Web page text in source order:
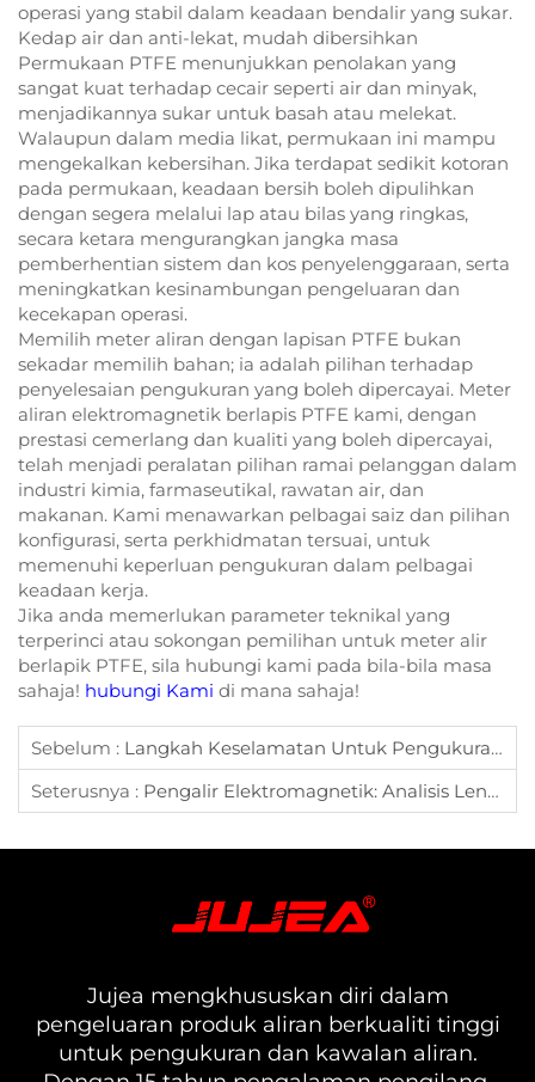
operasi yang stabil dalam keadaan bendalir yang sukar.
Kedap air dan anti-lekat, mudah dibersihkan
Permukaan PTFE menunjukkan penolakan yang
sangat kuat terhadap cecair seperti air dan minyak,
menjadikannya sukar untuk basah atau melekat.
Walaupun dalam media likat, permukaan ini mampu
mengekalkan kebersihan. Jika terdapat sedikit kotoran
pada permukaan, keadaan bersih boleh dipulihkan
dengan segera melalui lap atau bilas yang ringkas,
secara ketara mengurangkan jangka masa
pemberhentian sistem dan kos penyelenggaraan, serta
meningkatkan kesinambungan pengeluaran dan
kecekapan operasi.
Memilih meter aliran dengan lapisan PTFE bukan
sekadar memilih bahan; ia adalah pilihan terhadap
penyelesaian pengukuran yang boleh dipercayai. Meter
aliran elektromagnetik berlapis PTFE kami, dengan
prestasi cemerlang dan kualiti yang boleh dipercayai,
telah menjadi peralatan pilihan ramai pelanggan dalam
industri kimia, farmaseutikal, rawatan air, dan
makanan. Kami menawarkan pelbagai saiz dan pilihan
konfigurasi, serta perkhidmatan tersuai, untuk
memenuhi keperluan pengukuran dalam pelbagai
keadaan kerja.
Jika anda memerlukan parameter teknikal yang
terperinci atau sokongan pemilihan untuk meter alir
berlapik PTFE, sila hubungi kami pada bila-bila masa
sahaja! hubungi Kami di mana sahaja!
Sebelum : Langkah Keselamatan Untuk Pengukuran Media Kelikatan Tinggi Dan Pemasangan Meter Aliran Gear Bujur
Seterusnya : Pengalir Elektromagnetik: Analisis Lengkap Prinsip, Pemilihan Dan Aplikasi
Jujea mengkhususkan diri dalam
pengeluaran produk aliran berkualiti tinggi
untuk pengukuran dan kawalan aliran.